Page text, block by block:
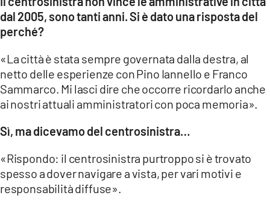
dal 2005, sono tanti anni. Si è dato una risposta del
perché?
«La città è stata sempre governata dalla destra, al
netto delle esperienze con Pino Iannello e Franco
Sammarco. Mi lasci dire che occorre ricordarlo anche
ai nostri attuali amministratori con poca memoria».
Sì, ma dicevamo del centrosinistra…
«Rispondo: il centrosinistra purtroppo si è trovato
spesso a dover navigare a vista, per vari motivi e
responsabilità diffuse».